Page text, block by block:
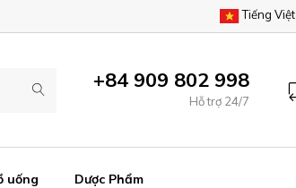
Tiếng Việt
+84 909 802 998
Hỗ trợ 24/7
uống Dược Phẩm